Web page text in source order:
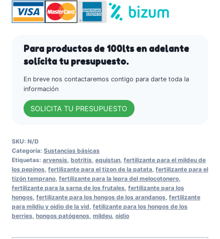
-
Arvensis
cantidad
Para productos de 100lts en adelante
solícita tu presupuesto.
En breve nos contactaremos contigo para darte toda la
información
SOLICITA TU PRESUPUESTO
SKU: N/D
Categoría: Sustancias básicas
Etiquetas: arvensis botritis equistun fertilizante para el mildeu de
los pepinos fertilizante para el tizon de la patata fertilizante para el
tizón temprano fertilizante para la lepra del melocotonero
fertilizante para la sarna de los frutales fertilizante para los
hongos fertilizante para los hongos de los arandanos fertilizante
para mildiu y oidio de la vid fetilizante para los hongos de los
berries hongos patógenos mildeu oidio